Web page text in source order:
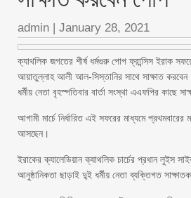
admin | January 28, 2021
ক্যাথলিক জগতের শীর্ষ ধর্মগুরু পোপ ফ্রান্সিস ইরাক সফরে
আয়াতুল্লাহ আলী আল-সিস্তানির সাথে সাক্ষাত
ধর্মীয় নেতা বৃহস্পতিবার বার্তা সংস্থা এএফপির কাছে
আগামী মার্চে নির্ধারিত এই সফরের মাধ্যমে
আসছেন।
ইরাকের ক্যালেডিয়ান ক্যাথলিক চার্চের প্রধান লুইস
আনুষ্ঠানিকতা ছাড়াই দু্ই ধর্মীয় নেতা ব্যক্তিগত